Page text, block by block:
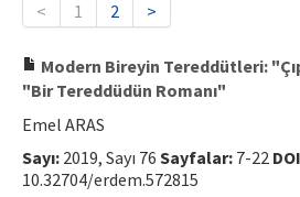
Dergi Kurulları
Yayın Politikaları
İletişim
< 1 2 >
Modern Bireyin Tereddütleri:
"Bir Tereddüdün Romanı"
Emel ARAS
Sayı: 2019, Sayı 76 Sayfalar: 7-22
10.32704/erdem.572815